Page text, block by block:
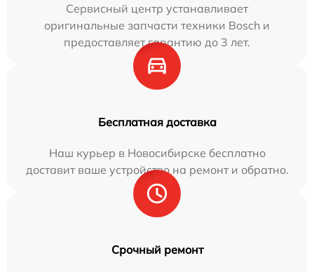
Сервисный центр устанавливает
оригинальные запчасти техники Bosch и
предоставляет гарантию до 3 лет.
Бесплатная доставка
Наш курьер в Новосибирске бесплатно
доставит ваше устройство на ремонт и обратно.
Срочный ремонт